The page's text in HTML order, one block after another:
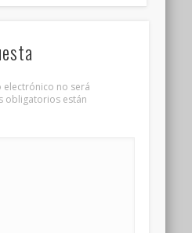
no será
obligatorios están